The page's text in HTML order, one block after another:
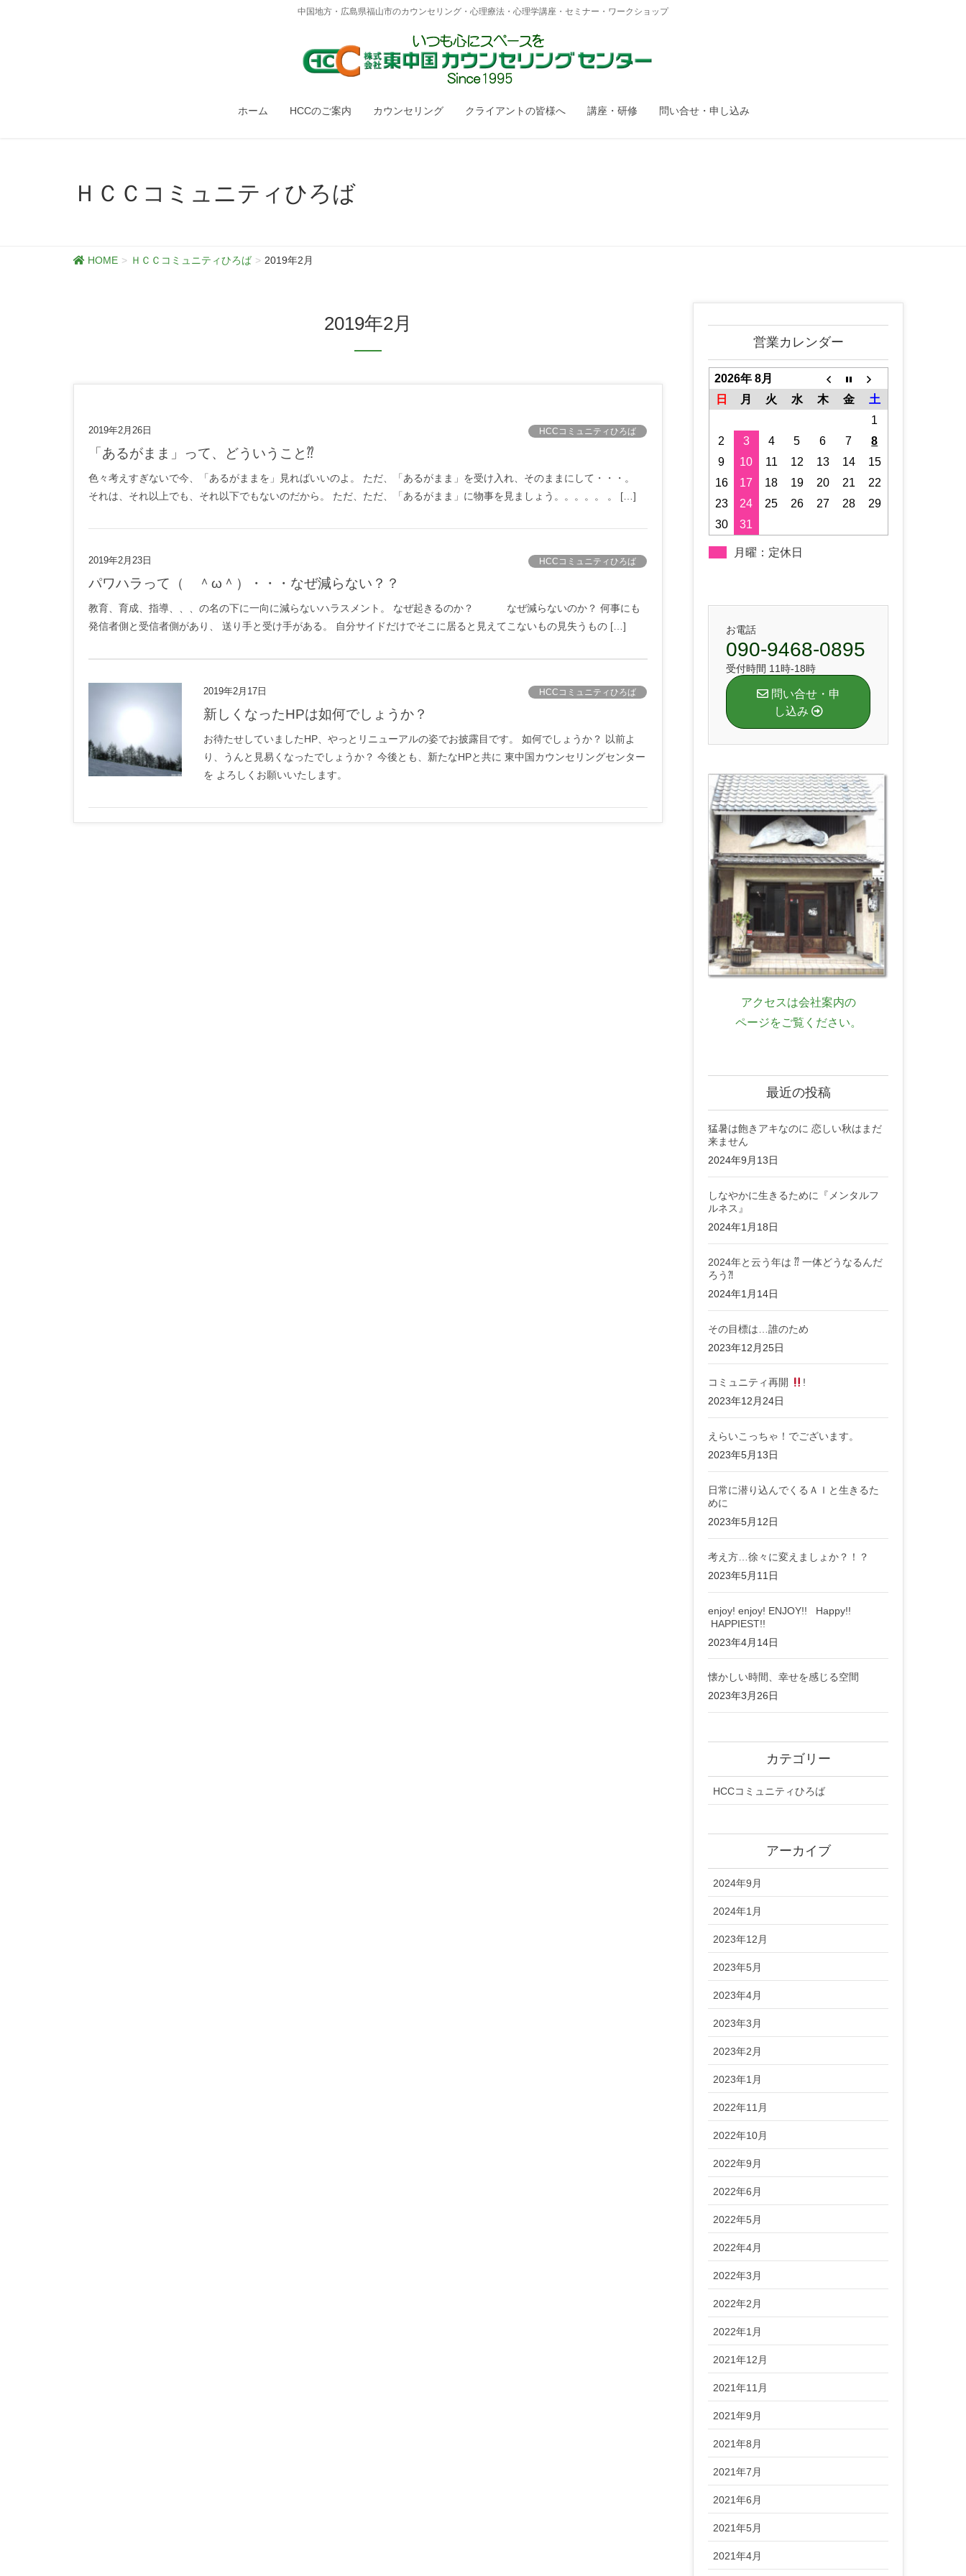
中国地方・広島県福山市のカウンセリング・心理療法・心理学講座・セミナー・ワークショップ
ホーム HCCのご案内 カウンセリング クライアントの皆様へ 講座・研修 問い合せ・申し込み
ＨＣＣコミュニティひろば
HOME ＨＣＣコミュニティひろば 2019年2月
2019年2月
2019年2月26日 HCCコミュニティひろば
「あるがまま」って、どういうこと⁇
色々考えすぎないで今、「あるがままを」見ればいいのよ。 ただ、「あるがまま」を受け入れ、そのままにして・・・。
それは、それ以上でも、それ以下でもないのだから。 ただ、ただ、「あるがまま」に物事を見ましょう。。。。。 。 […]
2019年2月23日 HCCコミュニティひろば
パワハラって（ ＾ω＾）・・・なぜ減らない？？
教育、育成、指導、、、の名の下に一向に減らないハラスメント。 なぜ起きるのか？ なぜ減らないのか？ 何事にも
発信者側と受信者側があり、 送り手と受け手がある。 自分サイドだけでそこに居ると見えてこないもの見失うもの […]
2019年2月17日 HCCコミュニティひろば
新しくなったHPは如何でしょうか？
お待たせしていましたHP、やっとリニューアルの姿でお披露目です。 如何でしょうか？ 以前よ
り、うんと見易くなったでしょうか？ 今後とも、新たなHPと共に 東中国カウンセリングセンター
を よろしくお願いいたします。
営業カレンダー
2026年 8月
日
月 火 水 木 金
土
1
2
3 4 5 6 7
8
9
10 11 12 13 14
15
16
17 18 19 20 21
22
23
24 25 26 27 28
29
30
31
月曜：定休日
お電話
090-9468-0895
受付時間 11時-18時
問い合せ・申
し込み
アクセスは会社案内の
ページをご覧ください。
最近の投稿
猛暑は飽きアキなのに 恋しい秋はまだ
来ません
2024年9月13日
しなやかに生きるために『メンタルフ
ルネス』
2024年1月18日
2024年と云う年は ⁇ 一体どうなるんだ
ろう⁈
2024年1月14日
その目標は…誰のため
2023年12月25日
コミュニティ再開
!
2023年12月24日
えらいこっちゃ！でございます。
2023年5月13日
日常に潜り込んでくるＡＩと生きるた
めに
2023年5月12日
考え方…徐々に変えましょか？！？
2023年5月11日
enjoy! enjoy! ENJOY!! Happy!!
HAPPIEST!!
2023年4月14日
懐かしい時間、幸せを感じる空間
2023年3月26日
カテゴリー
HCCコミュニティひろば
アーカイブ
2024年9月
2024年1月
2023年12月
2023年5月
2023年4月
2023年3月
2023年2月
2023年1月
2022年11月
2022年10月
2022年9月
2022年6月
2022年5月
2022年4月
2022年3月
2022年2月
2022年1月
2021年12月
2021年11月
2021年9月
2021年8月
2021年7月
2021年6月
2021年5月
2021年4月